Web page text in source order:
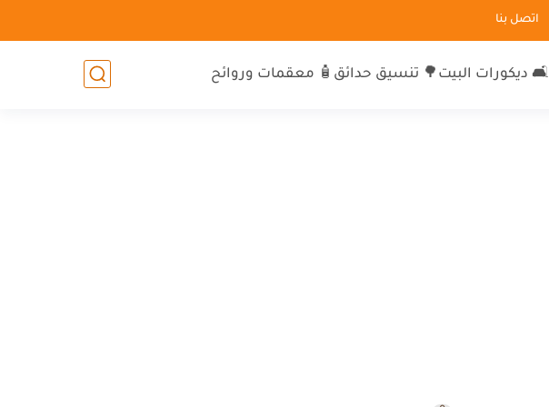
اتصل بنا
🛋 ديكورات البيت 🌳 تنسيق حدائق 🧴 معقمات وروائح